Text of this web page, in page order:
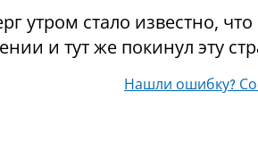
утром стало известно,
и тут же покинул эту
Нашли ошибку?